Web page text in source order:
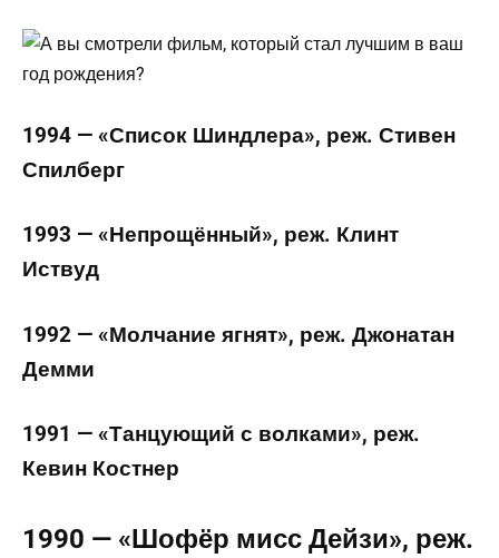
1994 — «Список Шиндлера», реж. Стивен
Спилберг
1993 — «Непрощённый», реж. Клинт
Иствуд
1992 — «Молчание ягнят», реж. Джонатан
Демми
1991 — «Танцующий с волками», реж.
Кевин Костнер
1990 — «Шофёр мисс Дейзи», реж.